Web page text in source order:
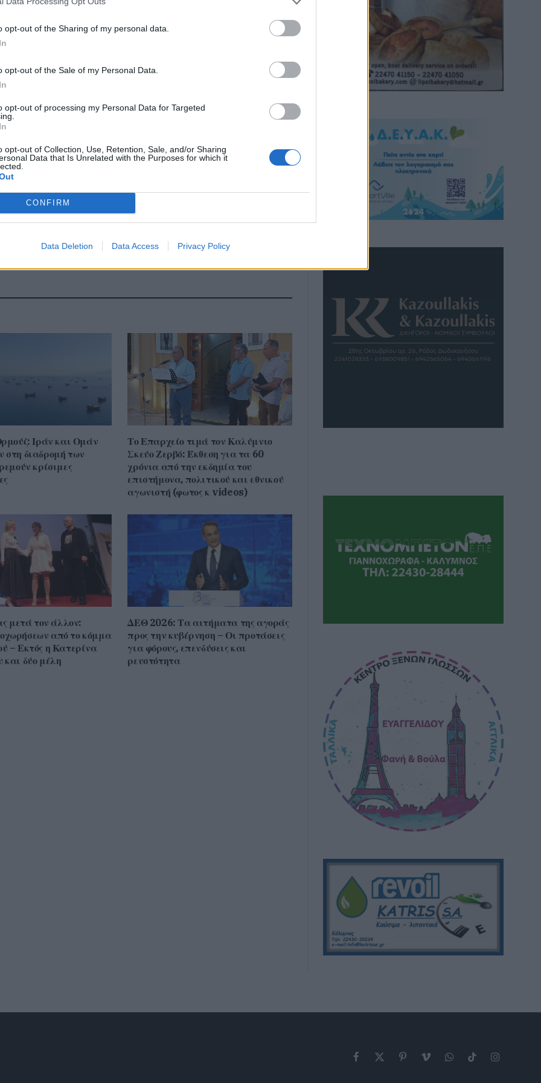
opt-out of the Sharing of my personal data.
opt-out of the Sale of my Personal Data.
opt-out of processing my Personal Data for Targeted
opt-out of Collection, Use, Retention, Sale, and/or Sharing
Data that Is Unrelated with the Purposes for which it
CONFIRM
Data Deletion Data Access Privacy Policy
«Ωσεί παρών», χωρίς καμιά προσφορά για το
επιστολή, για την καθοριστική εκλογή του
του ΦοΔΣΑ, κάτι το οποίο γίνεται πρώτη
χαρά, όταν έγινε τιμητική διάκριση στον
Προεδρείο της Γενικής Συνέλευσης της
έλαβε χώρα στο συνεδριακό κέντρο του
γεμάτης τοξικότητα και γκρίνια, χωρίς λόγο.
Ιράν και Ομάν
στη διαδρομή των
κρίσιμες
Το Επαρχείο τιμά τον Καλύμνιο
Σκεύο Ζερβό: Έκθεση για τα 60
χρόνια από την εκδημία του
επιστήμονα, πολιτικού και εθνικού
αγωνιστή (φωτος κ videos)
μετά τον άλλον:
από το κόμμα
– Εκτός η Κατερίνα
και δύο μέλη
ΔΕΘ 2026: Τα αιτήματα της αγοράς
προς την κυβέρνηση – Οι προτάσεις
για φόρους, επενδύσεις και
ρευστότητα
Facebook
X
PinterestVimeoWhatsAppTikTokInstagram